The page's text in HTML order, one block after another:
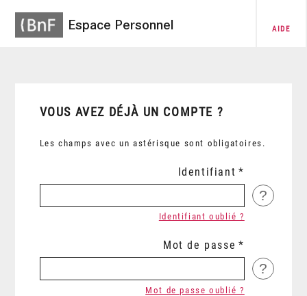
Espace Personnel AIDE
VOUS AVEZ DÉJÀ UN COMPTE ?
Les champs avec un astérisque sont obligatoires.
Identifiant
?
Identifiant oublié ?
Mot de passe
?
Mot de passe oublié ?